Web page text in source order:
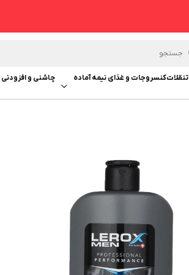
تنقلاتکنسروجات و غذای نیمه آماده چاشنی و افزودنی